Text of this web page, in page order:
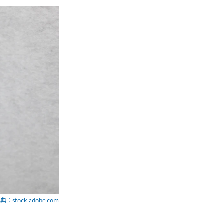
：stock.adobe.com